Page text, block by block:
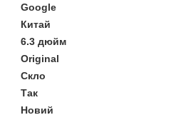
Google
Китай
6.3 дюйм
Original
Скло
Так
Новий